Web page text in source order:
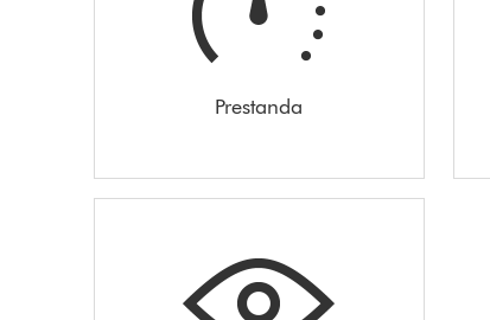
Prestanda